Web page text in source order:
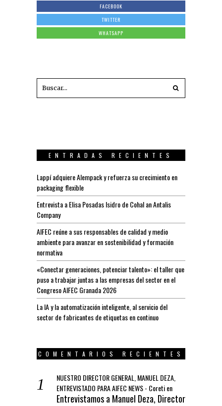
FACEBOOK
TWITTER
WHATSAPP
ENTRADAS RECIENTES
Lappí adquiere Alempack y refuerza su crecimiento en
packaging flexible
Entrevista a Elisa Posadas Isidro de Cohal an Antalis
Company
AIFEC reúne a sus responsables de calidad y medio
ambiente para avanzar en sostenibilidad y formación
normativa
«Conectar generaciones, potenciar talento»: el taller que
puso a trabajar juntas a las empresas del sector en el
Congreso AIFEC Granada 2026
La IA y la automatización inteligente, al servicio del
sector de fabricantes de etiquetas en continuo
COMENTARIOS RECIENTES
NUESTRO DIRECTOR GENERAL, MANUEL DEZA,
ENTREVISTADO PARA AIFEC NEWS - Coretien
Entrevistamos a Manuel Deza, Director